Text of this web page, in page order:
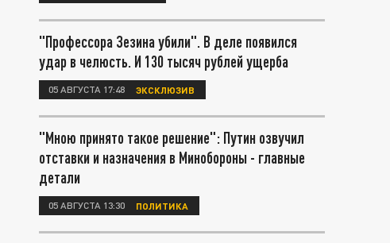
"Профессора Зезина убили". В деле появился
удар в челюсть. И 130 тысяч рублей ущерба
05 АВГУСТА 17:48 ЭКСКЛЮЗИВ
"Мною принято такое решение": Путин озвучил
отставки и назначения в Минобороны - главные
детали
05 АВГУСТА 13:30 ПОЛИТИКА